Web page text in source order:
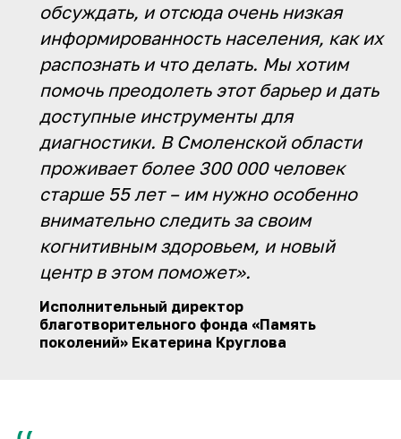
обсуждать, и отсюда очень низкая
информированность населения, как их
распознать и что делать. Мы хотим
помочь преодолеть этот барьер и дать
доступные инструменты для
диагностики. В Смоленской области
проживает более 300 000 человек
старше 55 лет – им нужно особенно
внимательно следить за своим
когнитивным здоровьем, и новый
центр в этом поможет».
Исполнительный директор
благотворительного фонда «Память
поколений» Екатерина Круглова